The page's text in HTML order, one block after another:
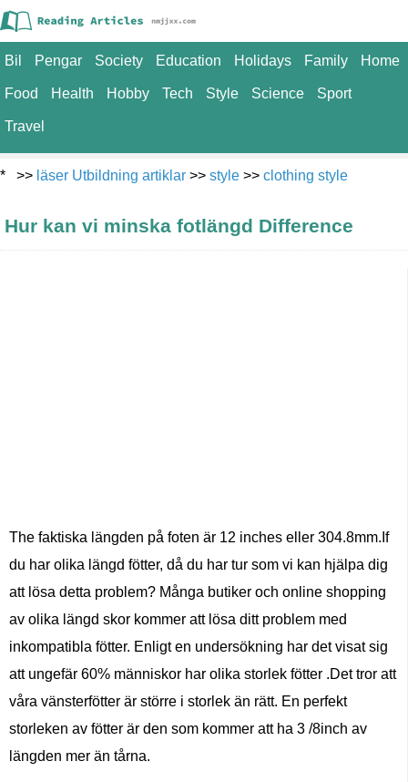
Bil Pengar Society Education Holidays Family Home
Food Health Hobby Tech Style Science Sport
Travel
* >> läser Utbildning artiklar >> style >> clothing style
Hur kan vi minska fotlängd Difference
The faktiska längden på foten är 12 inches eller 304.8mm.If
du har olika längd fötter, då du har tur som vi kan hjälpa dig
att lösa detta problem? Många butiker och online shopping
av olika längd skor kommer att lösa ditt problem med
inkompatibla fötter. Enligt en undersökning har det visat sig
att ungefär 60% människor har olika storlek fötter .Det tror att
våra vänsterfötter är större i storlek än rätt. En perfekt
storleken av fötter är den som kommer att ha 3 /8inch av
längden mer än tårna.